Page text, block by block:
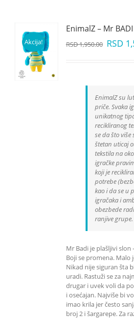
Akcija!
EnimalZ – Mr
RSD1,950.00 RSD
EnimalZ su
priče. Svaka
unikatnog
recikliranog
se da što
štetan uticaj
tekstila na
igračke
koji je
potrebe
kao i da se u
igračaka i
obezbede
ranjive grupe.
Mr Badi je plašljivi slon
Boji se promena. Malo
Nikad nije siguran šta
uradi. Rastuži se za
drugar i uvek voli da
i osećajan. Najviše bi
imao krila jer često
broj 2 i šargarepe. Za